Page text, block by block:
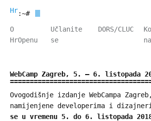
HrOpen
:~#
O
HrOpenu
Učlanite
se
DORS/CLUC
WebCamp Zagreb, 5. – 6. listopada
Ovogodišnje izdanje WebCampa
namijenjene developerima i
se u vremenu 5. do 6. listopada